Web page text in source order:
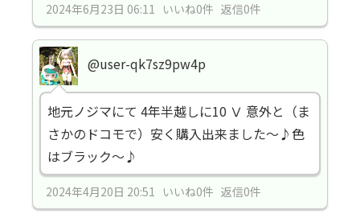
2024年6月23日 06:11 いいね0件 返信0件
@user-qk7sz9pw4p
地元ノジマにて 4年半越しに10 Ⅴ 意外と（ま
さかのドコモで）安く購入出来ました～♪色
はブラック～♪
2024年4月20日 20:51 いいね0件 返信0件